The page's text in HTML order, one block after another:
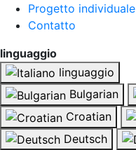
Progetto individuale
Contatto
linguaggio
linguaggio
Bulgarian
Croatian
Deutsch